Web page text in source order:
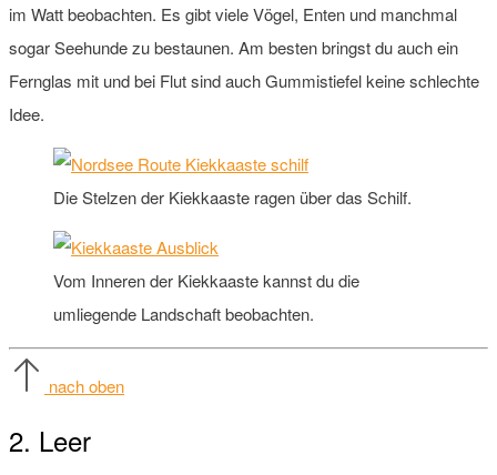
im Watt beobachten. Es gibt viele Vögel, Enten und manchmal
sogar Seehunde zu bestaunen. Am besten bringst du auch ein
Fernglas mit und bei Flut sind auch Gummistiefel keine schlechte
Idee.
Die Stelzen der Kiekkaaste ragen über das Schilf.
Vom Inneren der Kiekkaaste kannst du die
umliegende Landschaft beobachten.
nach oben
2. Leer